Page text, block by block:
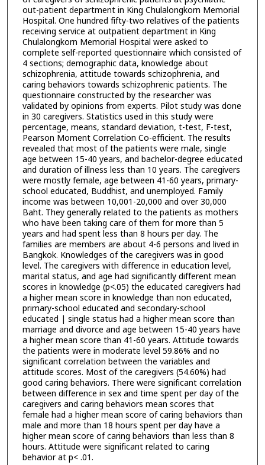
out-patient department in King Chulalongkorn Memorial
Hospital. One hundred fifty-two relatives of the patients
receiving service at outpatient department in King
Chulalongkorn Memorial Hospital were asked to
complete self-reported questionnaire which consisted of
4 sections; demographic data, knowledge about
schizophrenia, attitude towards schizophrenia, and
caring behaviors towards schizophrenic patients. The
questionnaire constructed by the researcher was
validated by opinions from experts. Pilot study was done
in 30 caregivers. Statistics used in this study were
percentage, means, standard deviation, t-test, F-test,
Pearson Moment Correlation Co-efficient. The results
revealed that most of the patients were male, single
age between 15-40 years, and bachelor-degree educated
and duration of illness less than 10 years. The caregivers
were mostly female, age between 41-60 years, primary-
school educated, Buddhist, and unemployed. Family
income was between 10,001-20,000 and over 30,000
Baht. They generally related to the patients as mothers
who have been taking care of them for more than 5
years and had spent less than 8 hours per day. The
families are members are about 4-6 persons and lived in
Bangkok. Knowledges of the caregivers was in good
level. The caregivers with difference in education level,
marital status, and age had significantly different mean
scores in knowledge (p<.05) the educated caregivers had
a higher mean score in knowledge than non educated,
primary-school educated and secondary-school
educated | single status had a higher mean score than
marriage and divorce and age between 15-40 years have
a higher mean score than 41-60 years. Attitude towards
the patients were in moderate level 59.86% and no
significant correlation between the variables and
attitude scores. Most of the caregivers (54.60%) had
good caring behaviors. There were significant correlation
between difference in sex and time spent per day of the
caregivers and caring behaviors mean scores that
female had a higher mean score of caring behaviors than
male and more than 18 hours spent per day have a
higher mean score of caring behaviors than less than 8
hours. Attitude were significant related to caring
behavior at p< .01.